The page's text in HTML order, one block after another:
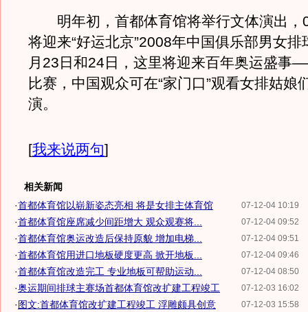
明年初，首都体育馆将举行文体演出，
将迎来“好运北京”2008年中国俱乐部男女
月23日和24日，这里将迎来百年奥运盛事
比赛，中国观众可在“家门口”观看女排姑娘
演。
[我来说两句]
相关新闻
07-12-04 10:19
·首都体育馆以崭新姿态亮相 将是女排主体育馆
07-12-04 09:52
·首都体育馆座席减少间距增大 观众观赛将...
07-12-04 09:51
·首都体育馆奥运改造后保持原貌 增加电梯...
07-12-04 09:46
·首都体育馆用进口地板硬度更高 掀开地板...
07-12-04 08:50
·首都体育馆改造完工 专业地板可帮助运动...
07-12-03 16:02
·奥运期间排球主赛场首都体育馆改扩建工程竣工
07-12-03 15:58
·图文:首都体育馆改扩建工程竣工 浮雕颇具创意